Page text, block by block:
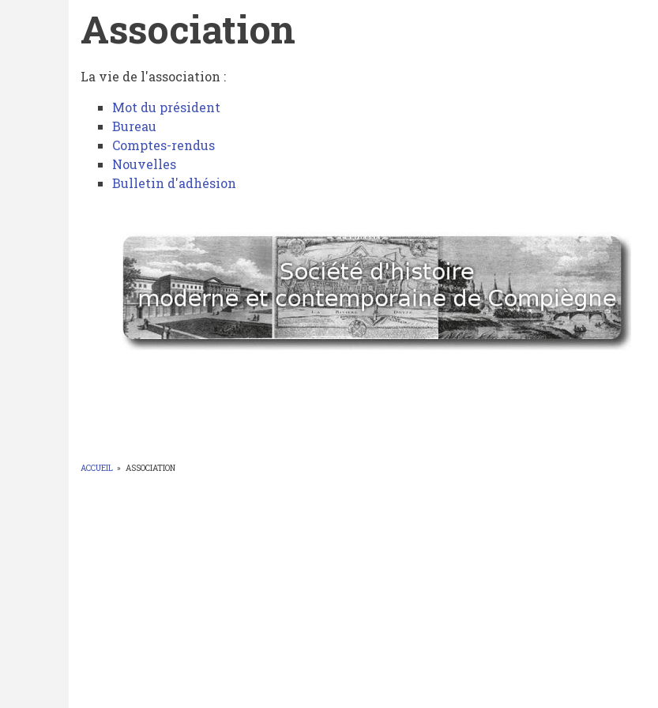
Association
Association
La vie de l'association :
Mot du président
Bureau
Comptes-rendus
Nouvelles
Bulletin d'adhésion
ACCUEIL » ASSOCIATION